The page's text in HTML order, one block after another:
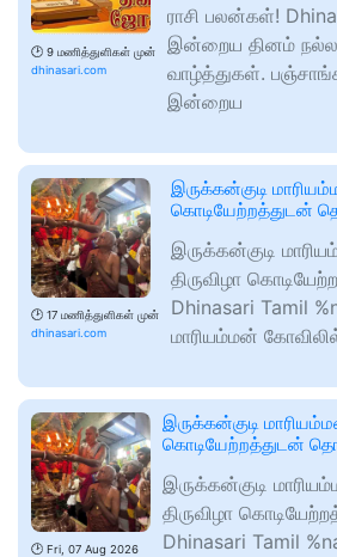
🕑 9 மணித்துளிகள் முன்
dhinasari.com
ராசி பலன்கள்!
இன்றைய தினம்
வாழ்த்துகள்.
இன்றைய
🕑 17 மணித்துளிகள் முன்
dhinasari.com
இருக்கன்குடி
கொடியேற்றத்துடன்
இருக்கன்குடி
திருவிழா
Dhinasari Tamil
மாரியம்மன்
🕑 Fri, 07 Aug 2026
இருக்கன்குடி
கொடியேற்றத்துடன்
இருக்கன்குடி
திருவிழா
Dhinasari Tamil